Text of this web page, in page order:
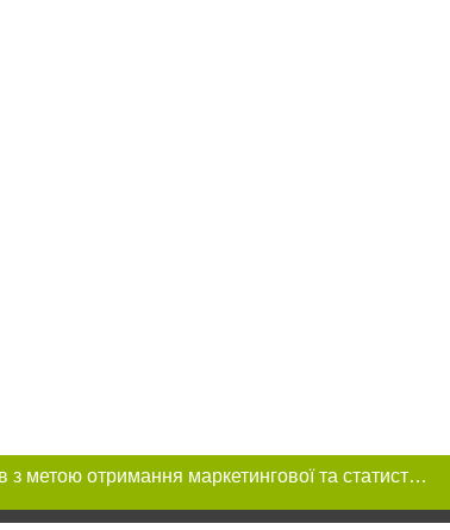
Цей сайт використовує «cookies». Також веб-сайт використовує інтернет-сервіс для збору технічних даних стосовно відвідувачів з метою отримання маркетингової та статистичної інформації. Умови обробки даних відвідувачів сайту див.